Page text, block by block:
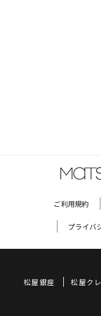
ご利用規約
プライバ
松屋銀座 松屋ク